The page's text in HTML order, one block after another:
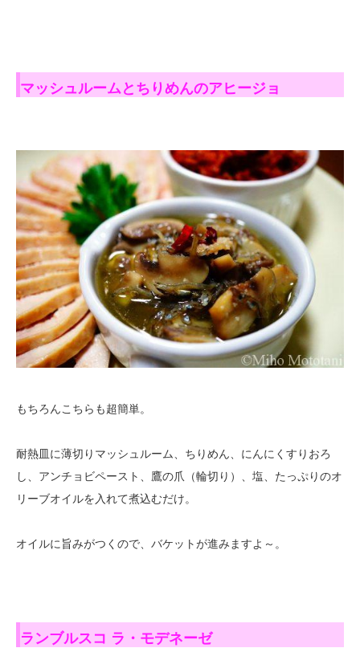
マッシュルームとちりめんのアヒージョ
もちろんこちらも超簡単。
耐熱皿に薄切りマッシュルーム、ちりめん、にんにくすりおろ
し、アンチョビペースト、鷹の爪（輪切り）、塩、たっぷりのオ
リーブオイルを入れて煮込むだけ。
オイルに旨みがつくので、バケットが進みますよ～。
ランブルスコ ラ・モデネーゼ